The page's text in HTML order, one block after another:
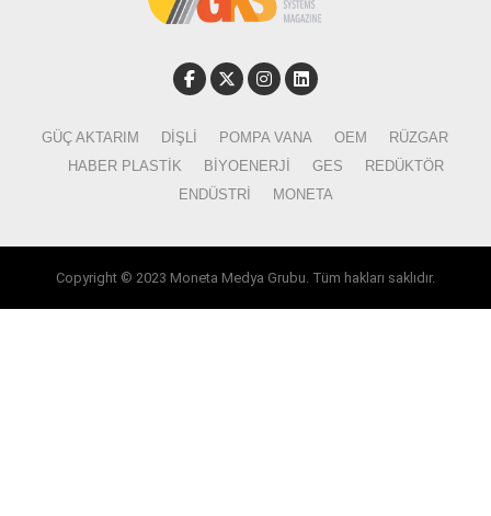
GÜÇ AKTARIM DIŞLI POMPA VANA OEM
RÜZGAR
HABER PLASTIK
BIYOENERJI GES
REDÜKTÖR
ENDÜSTRI
MONETA
Copyright © 2023 Moneta Medya Grubu. Tüm hakları saklıdır.